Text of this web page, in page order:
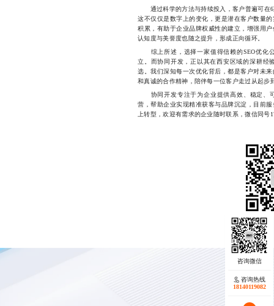
通过科学的方法与持续投入，客户普遍可在6
这不仅仅是数字上的变化，更是潜在客户数量
积累，有助于企业品牌权威性的建立，增强用
认知度与美誉度也随之提升，形成正向循环。
综上所述，选择一家值得信赖的SEO优化
立。而协同开发，正以其在西安区域的深耕经
选。我们深知每一次优化背后，都是客户对未
和真诚的合作精神，陪伴每一位客户走过从起步
协同开发专注于为企业提供高效、稳定、
营，帮助企业实现精准获客与品牌沉淀，目前
上转型，欢迎有需求的企业随时联系，微信同号
咨询热线
18140119082